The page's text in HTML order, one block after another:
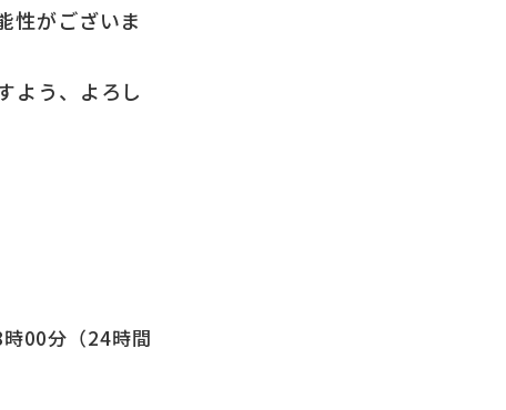
性がございま
よう、よろし
00分（24時間